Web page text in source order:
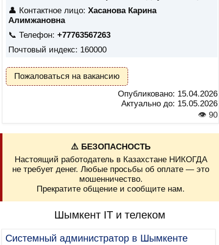
👤 Контактное лицо: Хасанова Карина
Алимжановна
📞 Телефон: +77763567263
Почтовый индекс: 160000
Пожаловаться на вакансию
Опубликовано: 15.04.2026
Актуально до: 15.05.2026
👁 90
⚠️ БЕЗОПАСНОСТЬ
Настоящий работодатель в Казахстане НИКОГДА
не требует денег. Любые просьбы об оплате — это
мошенничество.
Прекратите общение и сообщите нам.
Шымкент IT и телеком
Системный администратор в Шымкенте